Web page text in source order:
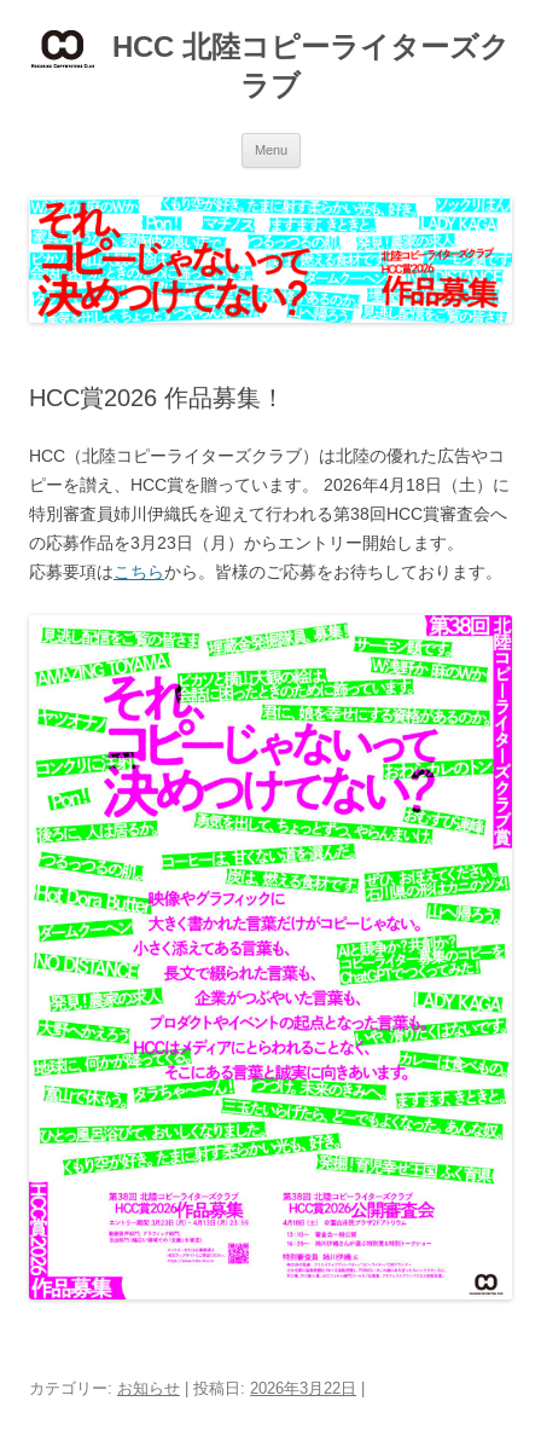
content
HCC 北陸コピーライターズク
ラブ
Menu
HCC賞2026 作品募集！
HCC（北陸コピーライターズクラブ）は北陸の優れた広告やコ
ピーを讃え、HCC賞を贈っています。 2026年4月18日（土）に
特別審査員姉川伊織氏を迎えて行われる第38回HCC賞審査会へ
の応募作品を3月23日（月）からエントリー開始します。
応募要項はこちらから。皆様のご応募をお待ちしております。
カテゴリー: お知らせ | 投稿日: 2026年3月22日